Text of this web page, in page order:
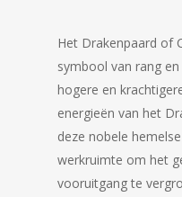
was:
Het Drakenpaard of
symbool van rang
hogere en
energieën van het
deze nobele
werkruimte om het
vooruitgang te